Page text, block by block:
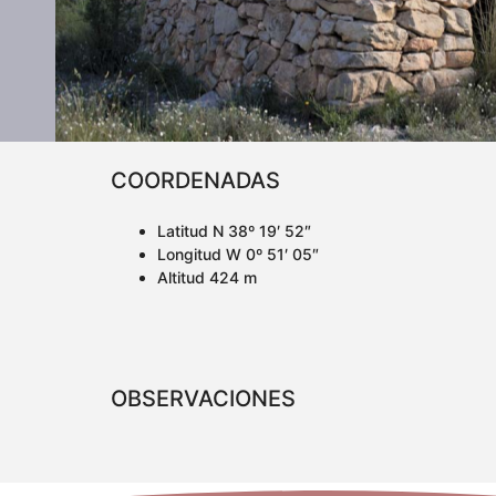
COORDENADAS
Latitud N 38º 19′ 52″
Longitud W 0º 51′ 05″
Altitud 424 m
OBSERVACIONES